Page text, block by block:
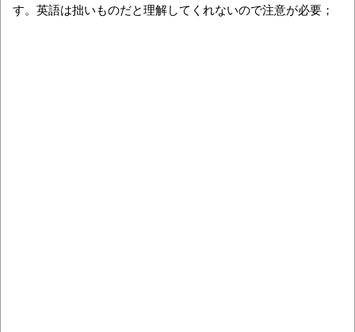
す。英語は拙いものだと理解してくれないので注意が必要；